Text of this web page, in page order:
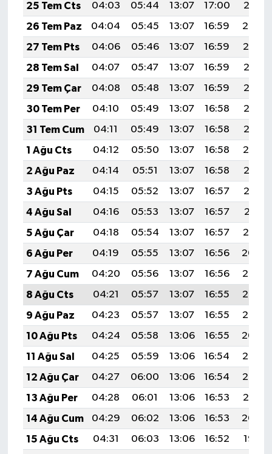
25 Tem Cts
04:03 05:44 13:07 17:00
20:21
26 Tem Paz
04:04 05:45 13:07 16:59
20:20
27 Tem Pts
04:06 05:46 13:07 16:59
20:19
28 Tem Sal
04:07 05:47 13:07 16:59
20:18
29 Tem Çar
04:08 05:48 13:07 16:59
20:17
30 Tem Per
04:10 05:49 13:07 16:58
20:16
31 Tem Cum
04:11 05:49 13:07 16:58
20:15
1 Ağu Cts
04:12 05:50 13:07 16:58
20:14
2 Ağu Paz
04:14 05:51 13:07 16:58
20:13
3 Ağu Pts
04:15 05:52 13:07 16:57
20:12
4 Ağu Sal
04:16 05:53 13:07 16:57
20:11
5 Ağu Çar
04:18 05:54 13:07 16:57
20:10
6 Ağu Per
04:19 05:55 13:07 16:56
20:09
7 Ağu Cum
04:20 05:56 13:07 16:56
20:08
8 Ağu Cts
04:21 05:57 13:07 16:55
20:07
9 Ağu Paz
04:23 05:57 13:07 16:55
20:06
10 Ağu Pts
04:24 05:58 13:06 16:55
20:04
11 Ağu Sal
04:25 05:59 13:06 16:54
20:03
12 Ağu Çar
04:27 06:00 13:06 16:54
20:02
13 Ağu Per
04:28 06:01 13:06 16:53
20:01
14 Ağu Cum
04:29 06:02 13:06 16:53
20:00
15 Ağu Cts
04:31 06:03 13:06 16:52
19:58